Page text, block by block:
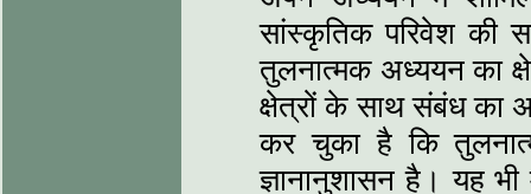
सांस्कृतिक परिवेश की
तुलनात्मक अध्ययन का
क्षेत्रों के साथ संबंध का
कर चुका है कि
ज्ञानानुशासन है। यह